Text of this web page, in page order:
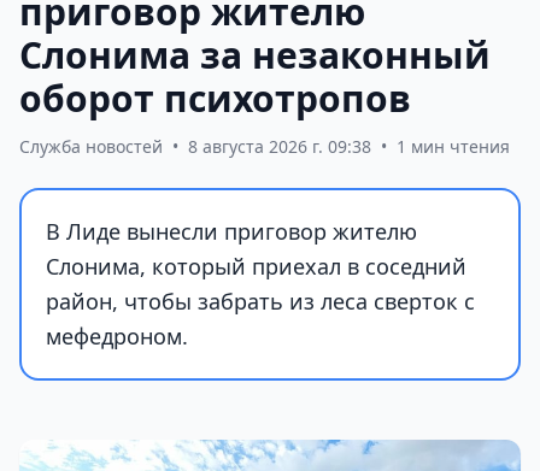
приговор жителю
Слонима за незаконный
оборот психотропов
Служба новостей • 8 августа 2026 г. 09:38 • 1 мин чтения
В Лиде вынесли приговор жителю
Слонима, который приехал в соседний
район, чтобы забрать из леса сверток с
мефедроном.